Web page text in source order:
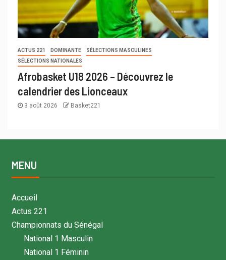
ACTUS 221 DOMINANTE
SÉLECTIONS MASCULINES
SÉLECTIONS NATIONALES
Afrobasket U18 2026 – Découvrez le
calendrier des Lionceaux
3 août 2026 Basket221
MENU
Accueil
Actus 221
Championnats du Sénégal
National 1 Masculin
National 1 Féminin